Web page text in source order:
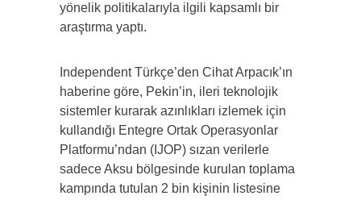
yönelik politikalarıyla ilgili kapsamlı bir
araştırma yaptı.
Independent Türkçe’den Cihat Arpacık’ın
haberine göre, Pekin’in, ileri teknolojik
sistemler kurarak azınlıkları izlemek için
kullandığı Entegre Ortak Operasyonlar
Platformu’ndan (IJOP) sızan verilerle
sadece Aksu bölgesinde kurulan toplama
kampında tutulan 2 bin kişinin listesine